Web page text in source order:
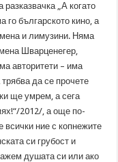
„А когато
го българското кино, а
и лимузини. Няма
Шварценегер,
авторитети – има
да се прочете
ще умрем, а сега
2012/, а още по-
ние с копнежите
си грубост и
душата си или ако